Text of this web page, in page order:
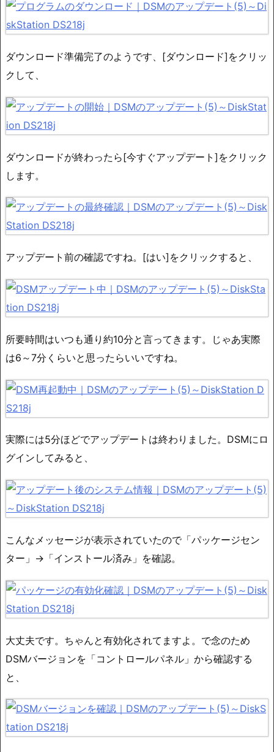
ダウンロード準備完了のようです、[ダウンロード]をクリッ
クして、
ダウンロードが終わったら[今すぐアップデート]をクリック
します。
アップデート前の確認ですね。[はい]をクリックすると、
所要時間はいつも通り約10分と言ってきます。じゃあ実際
は6～7分くらいと思ったらいいですね。
実際には5分ほどでアップデートは終わりました。DSMにロ
グインしてみると、
こんなメッセージが表示されていたので「パッケージセン
ター」→「インストール済み」を確認。
大丈夫です。ちゃんと有効化されてますよ。で念のため
DSMバージョンを「コントロールパネル」から確認する
と、